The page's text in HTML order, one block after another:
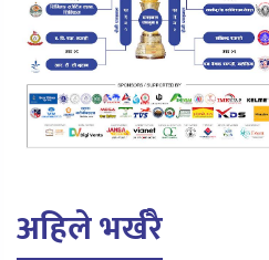
अहिले भर्खरै